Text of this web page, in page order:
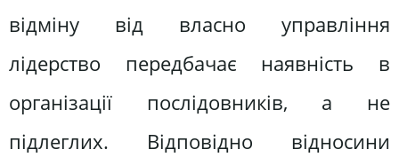
відміну від власно управління
лідерство передбачає наявність в
організації послідовників, а не
підлеглих. Відповідно відносини